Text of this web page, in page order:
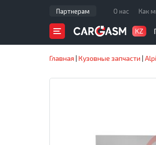
Партнерам О нас Как
KZ
Главная | Кузовные запчасти |